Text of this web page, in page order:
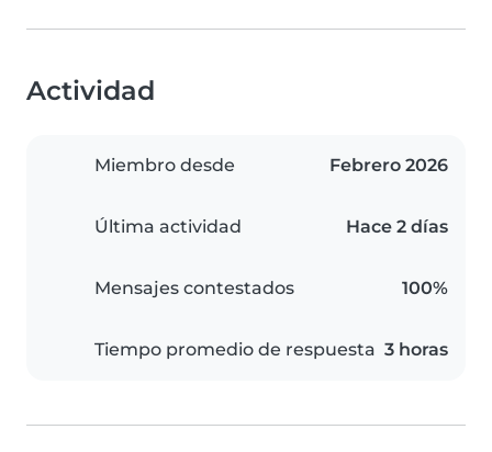
Actividad
Miembro desde Febrero 2026
Última actividad Hace 2 días
Mensajes contestados 100%
Tiempo promedio de respuesta 3 horas